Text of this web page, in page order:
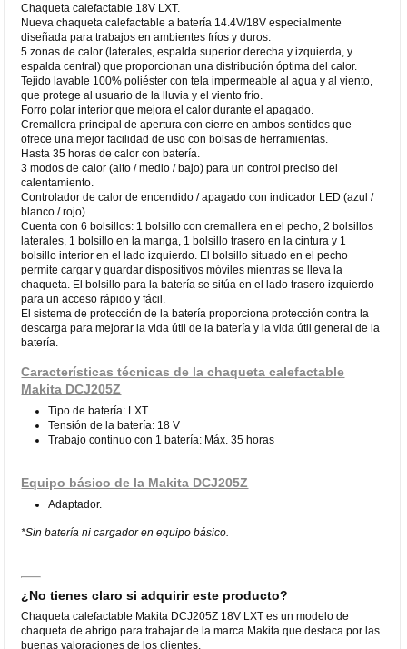
Chaqueta calefactable 18V LXT.
Nueva chaqueta calefactable a batería 14.4V/18V especialmente
diseñada para trabajos en ambientes fríos y duros.
5 zonas de calor (laterales, espalda superior derecha y izquierda, y
espalda central) que proporcionan una distribución óptima del calor.
Tejido lavable 100% poliéster con tela impermeable al agua y al viento,
que protege al usuario de la lluvia y el viento frío.
Forro polar interior que mejora el calor durante el apagado.
Cremallera principal de apertura con cierre en ambos sentidos que
ofrece una mejor facilidad de uso con bolsas de herramientas.
Hasta 35 horas de calor con batería.
3 modos de calor (alto / medio / bajo) para un control preciso del
calentamiento.
Controlador de calor de encendido / apagado con indicador LED (azul /
blanco / rojo).
Cuenta con 6 bolsillos: 1 bolsillo con cremallera en el pecho, 2 bolsillos
laterales, 1 bolsillo en la manga, 1 bolsillo trasero en la cintura y 1
bolsillo interior en el lado izquierdo. El bolsillo situado en el pecho
permite cargar y guardar dispositivos móviles mientras se lleva la
chaqueta. El bolsillo para la batería se sitúa en el lado trasero izquierdo
para un acceso rápido y fácil.
El sistema de protección de la batería proporciona protección contra la
descarga para mejorar la vida útil de la batería y la vida útil general de la
batería.
Características técnicas de la chaqueta calefactable
Makita DCJ205Z
Tipo de batería: LXT
Tensión de la batería: 18 V
Trabajo continuo con 1 batería: Máx. 35 horas
Equipo básico de la Makita DCJ205Z
Adaptador.
*Sin batería ni cargador en equipo básico.
¿No tienes claro si adquirir este producto?
Chaqueta calefactable Makita DCJ205Z 18V LXT es un modelo de
chaqueta de abrigo para trabajar de la marca Makita que destaca por las
buenas valoraciones de los clientes.